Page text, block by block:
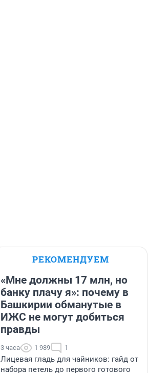
РЕКОМЕНДУЕМ
«Мне должны 17 млн, но
банку плачу я»: почему в
Башкирии обманутые в
ИЖС не могут добиться
правды
3 часа 1 989 1
Лицевая гладь для чайников: гайд от
набора петель до первого готового